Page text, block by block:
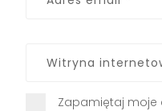
Zapamiętaj moje